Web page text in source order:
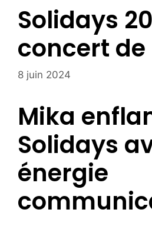
Solidays
concert de
8 juin 2024
Mika
Solidays
énergie